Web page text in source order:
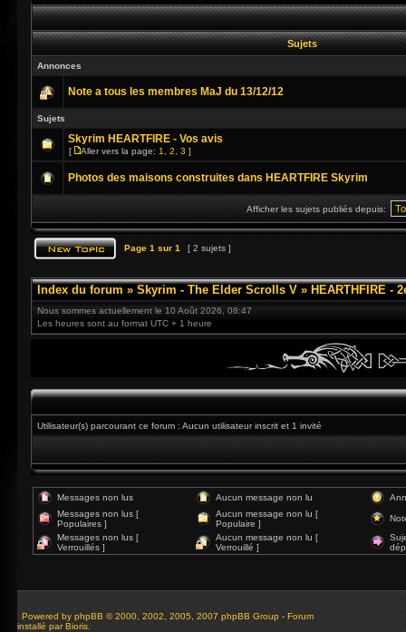
Sujets
Annonces
Note a tous les membres MaJ du 13/12/12
Sujets
Skyrim HEARTFIRE - Vos avis
[ Aller vers la page: 1 2 3 ]
Photos des maisons construites dans HEARTFIRE Skyrim
Afficher les sujets publiés depuis:
Page 1 sur 1 [ 2 sujets ]
Index du forum » Skyrim - The Elder Scrolls V » HEARTHFIRE -
Nous sommes actuellement le 10 Août 2026, 08:47
Les heures sont au format UTC + 1 heure
Utilisateur(s) parcourant ce forum : Aucun utilisateur inscrit et 1 invité
Messages non lus Aucun message non lu
Messages non lus [
Populaires ]
Aucun message non lu [
Populaire ]
Messages non lus [
Verrouillés ]
Aucun message non lu [
Verrouillé ]
Powered by phpBB © 2000, 2002, 2005, 2007 phpBB Group - Forum
installé par Bioris.